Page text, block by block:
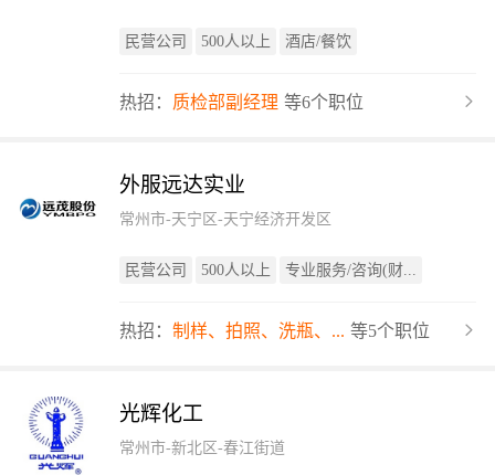
民营公司 500人以上 酒店/餐饮
热招： 质检部副经理 等6个职位
外服远达实业
常州市-天宁区-天宁经济开发区
民营公司 500人以上 专业服务/咨询(财...
热招： 制样、拍照、洗瓶、... 等5个职位
光辉化工
常州市-新北区-春江街道